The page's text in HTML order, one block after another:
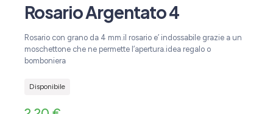
Rosario Argentato 4
Rosario con grano da 4 mm.il rosario e’ indossabile grazie a un
moschettone che ne permette l’apertura.idea regalo o
bomboniera
Disponibile